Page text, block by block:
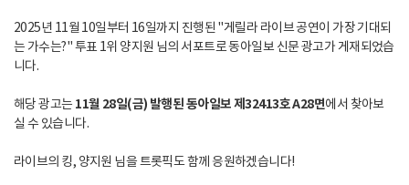
2025년 11월 10일부터 16일까지 진행된 "게릴라 라이브 공연이 가장 기대되
는 가수는?" 투표 1위 양지원 님의 서포트로 동아일보 신문 광고가 게재되었습
니다.
해당 광고는 11월 28일(금) 발행된 동아일보 제32413호 A28면에서 찾아보
실 수 있습니다.
라이브의 킹, 양지원 님을 트롯픽도 함께 응원하겠습니다!